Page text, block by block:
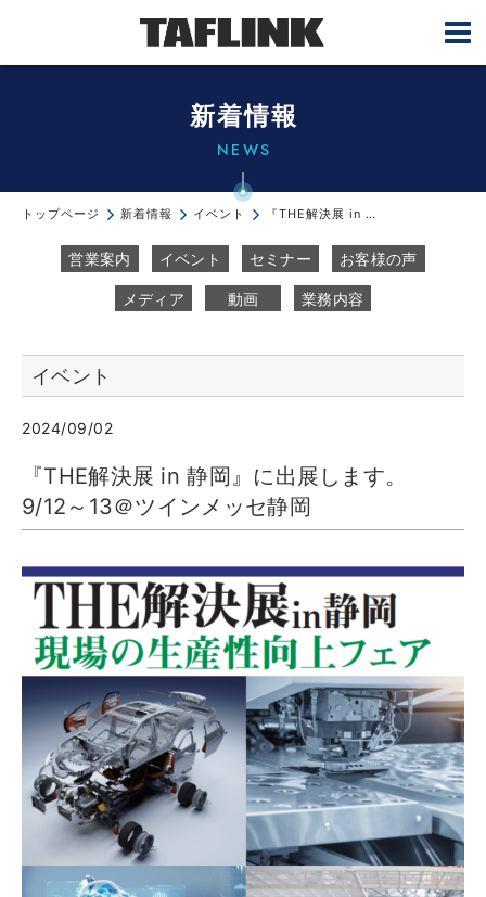
新着情報
NEWS
トップページ 新着情報 イベント 『THE解決展 in 静岡』に出展します。9/12～13＠ツインメッセ静岡...
営業案内 イベント セミナー お客様の声
メディア 動画 業務内容
イベント
2024/09/02
『THE解決展 in 静岡』に出展します。
9/12～13＠ツインメッセ静岡